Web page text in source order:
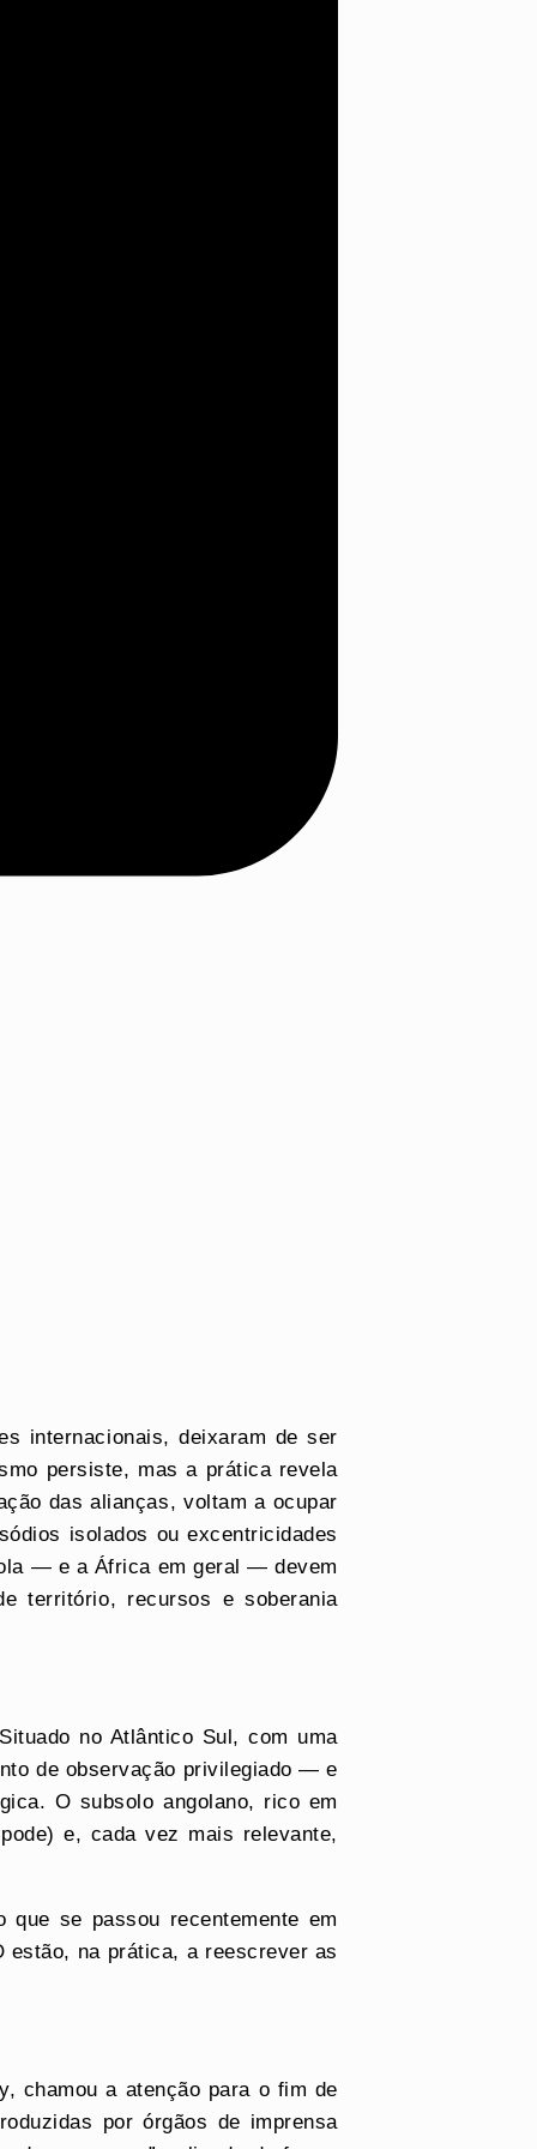
internacionais, deixaram de ser
persiste, mas a prática revela
das alianças, voltam a ocupar
isolados ou excentricidades
— e a África em geral — devem
território, recursos e soberania
no Atlântico Sul, com uma
de observação privilegiado — e
O subsolo angolano, rico em
e, cada vez mais relevante,
se passou recentemente em
estão, na prática, a reescrever as
chamou a atenção para o fim de
por órgãos de imprensa